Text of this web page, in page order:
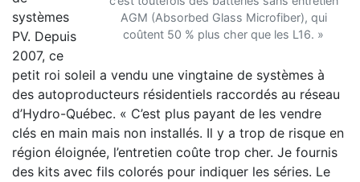
AGM (Absorbed Glass Microfiber), qui
coûtent 50 % plus cher que les L16. »
systèmes
PV. Depuis
2007, ce
petit roi soleil a vendu une vingtaine de systèmes à
des autoproducteurs résidentiels raccordés au réseau
d’Hydro-Québec. « C’est plus payant de les vendre
clés en main mais non installés. Il y a trop de risque en
région éloignée, l’entretien coûte trop cher. Je fournis
des kits avec fils colorés pour indiquer les séries. Le